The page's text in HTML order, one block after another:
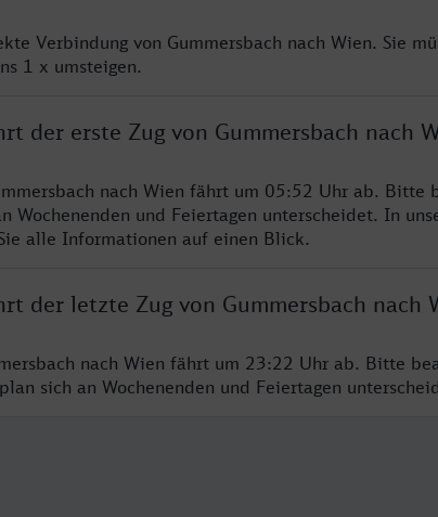
Verbindung von Gummersbach nach Wien. Sie
1 x umsteigen.
der erste Zug von Gummersbach nach
nach Wien fährt um 05:52 Uhr ab. Bitte
Wochenenden und Feiertagen unterscheidet. In
alle Informationen auf einen Blick.
der letzte Zug von Gummersbach nach
nach Wien fährt um 23:22 Uhr ab. Bitte
sich an Wochenenden und Feiertagen